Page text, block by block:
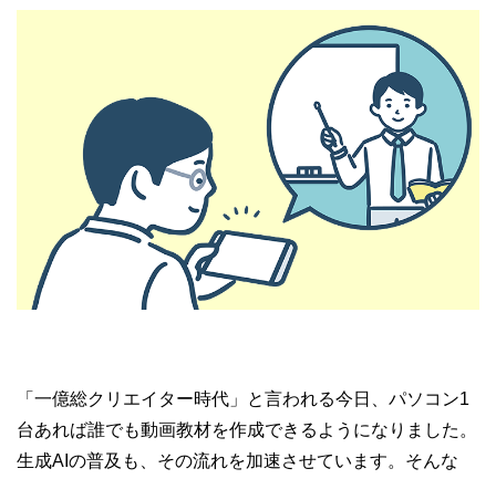
「一億総クリエイター時代」と言われる今日、パソコン1
台あれば誰でも動画教材を作成できるようになりました。
生成AIの普及も、その流れを加速させています。そんな